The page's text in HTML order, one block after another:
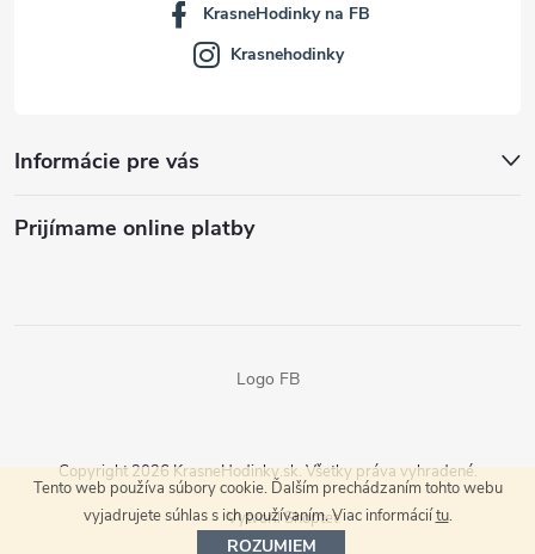
Tento web používa súbory cookie. Ďalším prechádzaním tohto webu
vyjadrujete súhlas s ich používaním. Viac informáciítu.
ROZUMIEM
Informácie pre vás
Prijímame online platby
KrasneHodinky na FB
Krasnehodinky
Logo FB
Vytvoril Shoptet
Copyright 2026 KrasneHodinky.sk. Všetky práva vyhradené.